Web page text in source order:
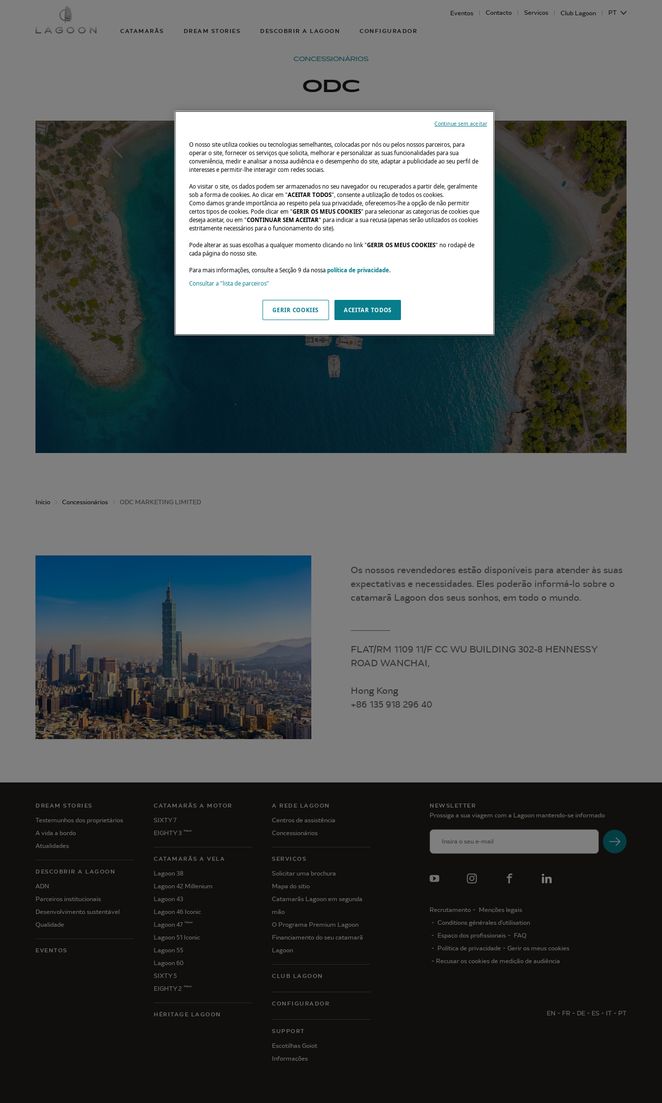
CATAMARÃS DREAM STORIES DESCOBRIR A LAGOON CONFIGURADOR
Eventos Contacto Serviços Club Lagoon PT
CONCESSIONÁRIOS
ODC
Início Concessionários ODC MARKETING LIMITED
Os nossos revendedores estão disponíveis para atender às suas
expectativas e necessidades. Eles poderão informá-lo sobre o
catamarã Lagoon dos seus sonhos, em todo o mundo.
FLAT/RM 1109 11/F CC WU BUILDING 302-8 HENNESSY
ROAD WANCHAI,
Hong Kong
+86 135 918 296 40
DREAM STORIES
Testemunhos dos proprietários
A vida a bordo
Atualidades
DESCOBRIR A LAGOON
ADN
Parceiros institucionais
Desenvolvimento sustentável
Qualidade
EVENTOS
CATAMARÃS A MOTOR
SIXTY 7
EIGHTY 3 New
CATAMARÃS A VELA
Lagoon 38
Lagoon 42 Millenium
Lagoon 43
Lagoon 46 Iconic
Lagoon 47 New
Lagoon 51 Iconic
Lagoon 55
Lagoon 60
SIXTY 5
EIGHTY 2 New
HÉRITAGE LAGOON
A REDE LAGOON
Centros de assistência
Concessionários
SERVIÇOS
Solicitar uma brochura
Mapa do sítio
Catamarãs Lagoon em segunda
mão
O Programa Premium Lagoon
Financiamento do seu catamarã
Lagoon
CLUB LAGOON
CONFIGURADOR
SUPPORT
Escotilhas Goiot
Informações
NEWSLETTER
Prossiga a sua viagem com a Lagoon mantendo-se informado
Recrutamento
Menções legais
Conditions générales d'utilisation
Espaço dos profissionais
FAQ
Política de privacidade
Gerir os meus cookies
Recusar os cookies de medição de audiência
EN FR DE ES IT PT
O nosso site utiliza cookies ou tecnologias semelhantes, colocadas por nós ou pelos nossos parceiros, para
operar o site, fornecer os serviços que solicita, melhorar e personalizar as suas funcionalidades para sua
conveniência, medir e analisar a nossa audiência e o desempenho do site, adaptar a publicidade ao seu perfil de
interesses e permitir-lhe interagir com redes sociais.
Ao visitar o site, os dados podem ser armazenados no seu navegador ou recuperados a partir dele, geralmente
sob a forma de cookies. Ao clicar em "ACEITAR TODOS", consente a utilização de todos os cookies.
Como damos grande importância ao respeito pela sua privacidade, oferecemos-lhe a opção de não permitir
certos tipos de cookies. Pode clicar em "GERIR OS MEUS COOKIES" para selecionar as categorias de cookies que
deseja aceitar, ou em "CONTINUAR SEM ACEITAR" para indicar a sua recusa (apenas serão utilizados os cookies
estritamente necessários para o funcionamento do site).
Pode alterar as suas escolhas a qualquer momento clicando no link "GERIR OS MEUS COOKIES" no rodapé de
cada página do nosso site.
Para mais informações, consulte a Secção 9 da nossa política de privacidade.
Consultar a "lista de parceiros"
GERIR COOKIES ACEITAR TODOS
Continue sem aceitar